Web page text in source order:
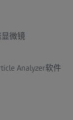
显微镜
Analyzer软件